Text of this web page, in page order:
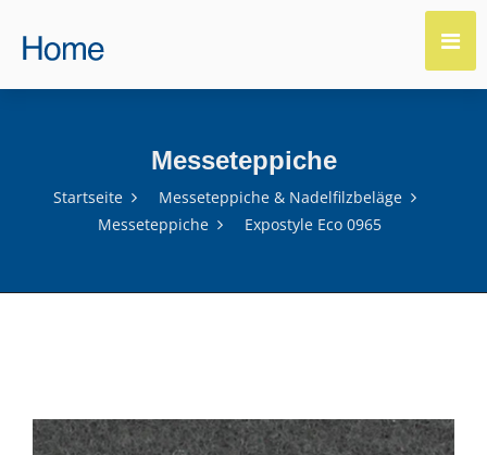
Messeteppiche
Startseite
Messeteppiche & Nadelfilzbeläge
Messeteppiche
Expostyle Eco 0965